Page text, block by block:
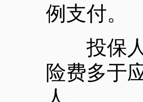
例支付。
投保人
险费多于
人。